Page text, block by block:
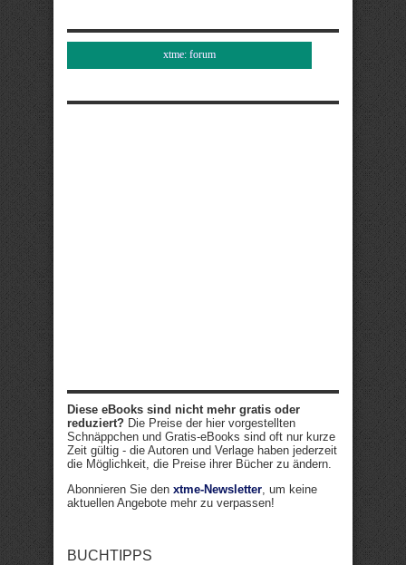
xtme: forum
Diese eBooks sind nicht mehr gratis oder
reduziert? Die Preise der hier vorgestellten
Schnäppchen und Gratis-eBooks sind oft nur kurze
Zeit gültig - die Autoren und Verlage haben jederzeit
die Möglichkeit, die Preise ihrer Bücher zu ändern.
Abonnieren Sie den xtme-Newsletter , um keine
aktuellen Angebote mehr zu verpassen!
BUCHTIPPS